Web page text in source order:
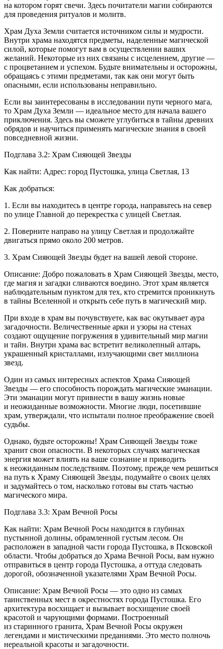
на котором горят свечи. Здесь почитатели магии собираются
для проведения ритуалов и молитв.
Храм Духа Земли считается источником силы и мудрости.
Внутри храма находятся предметы, наделенные магической
силой, которые помогут вам в осуществлении ваших
желаний. Некоторые из них связаны с исцелением, другие —
с процветанием и успехом. Будьте внимательны и осторожны,
обращаясь с этими предметами, так как они могут быть
опасными, если использованы неправильно.
Если вы заинтересованы в исследовании пути черного мага,
то Храм Духа Земли — идеальное место для начала вашего
приключения. Здесь вы сможете углубиться в тайны древних
обрядов и научиться применять магические знания в своей
повседневной жизни.
Подглава 3.2: Храм Сияющей Звезды
Как найти: Адрес: город Пустошка, улица Светлая, 13
Как добраться:
1. Если вы находитесь в центре города, направьтесь на север
по улице Главной до перекрестка с улицей Светлая.
2. Поверните направо на улицу Светлая и продолжайте
двигаться прямо около 200 метров.
3. Храм Сияющей Звезды будет на вашей левой стороне.
Описание: Добро пожаловать в Храм Сияющей Звезды, место,
где магия и загадки сливаются воедино. Этот храм является
наблюдательным пунктом для тех, кто стремится проникнуть
в тайны Вселенной и открыть себе путь в магический мир.
При входе в храм вы почувствуете, как вас окутывает аура
загадочности. Величественные арки и узоры на стенах
создают ощущение погружения в удивительный мир магии
и тайн. Внутри храма вас встретит великолепный алтарь,
украшенный кристаллами, излучающими свет миллиона
звезд.
Один из самых интересных аспектов Храма Сияющей
Звезды — его способность порождать магические эманации.
Эти эманации могут привнести в вашу жизнь новые
и неожиданные возможности. Многие люди, посетившие
храм, утверждали, что испытали полное преображение своей
судьбы.
Однако, будьте осторожны! Храм Сияющей Звезды тоже
хранит свои опасности. В некоторых случаях магическая
энергия может влиять на ваше сознание и приводить
к неожиданным последствиям. Поэтому, прежде чем решиться
на путь к Храму Сияющей Звезды, подумайте о своих целях
и задумайтесь о том, насколько готовы вы стать частью
магического мира.
Подглава 3.3: Храм Вечной Росы
Как найти: Храм Вечной Росы находится в глубинах
пустынной долины, обрамленной густым лесом. Он
расположен в западной части города Пустошка, в Псковской
области. Чтобы добраться до Храма Вечной Росы, вам нужно
отправиться в центр города Пустошка, а оттуда следовать
дорогой, обозначенной указателями Храм Вечной Росы.
Описание: Храм Вечной Росы — это одно из самых
таинственных мест в окрестностях города Пустошка. Его
архитектура восхищает и вызывает восхищение своей
красотой и чарующими формами. Построенный
из старинного гранита, Храм Вечной Росы окружен
легендами и мистическими преданиями. Это место полночь
нереальной красоты и загадочности.